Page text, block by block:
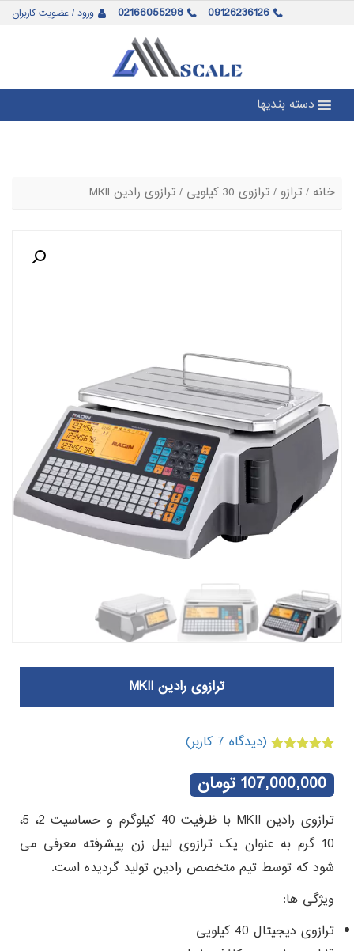
ورود / عضویت کاربران 02166055298 09126236126
دسته بندیها
خانه /ترازو/ترازوی 30 کیلویی / ترازوی رادین MKII
ترازوی رادین MKII
5.00از 5 در
امتیازدهی
مشتری
(دیدگاه 7 کاربر)
107,000,000 تومان
ترازوی رادین MKII با ظرفیت 40 کیلوگرم و حساسیت 2، 5،
10 گرم به عنوان یک ترازوی لیبل زن پیشرفته معرفی می
شود که توسط تیم متخصص رادین تولید گردیده است.
ویژگی ها:
ترازوی دیجیتال 40 کیلویی